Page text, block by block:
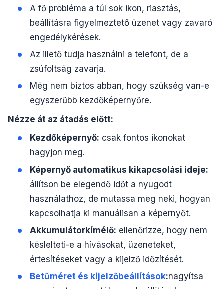
A fő probléma a túl sok ikon, riasztás,
beállításra figyelmeztető üzenet vagy zavaró
engedélykérések.
Az illető tudja használni a telefont, de a
zsúfoltság zavarja.
Még nem biztos abban, hogy szükség van-e
egyszerűbb kezdőképernyőre.
Nézze át az átadás előtt:
Kezdőképernyő: csak fontos ikonokat
hagyjon meg.
Képernyő automatikus kikapcsolási ideje:
állítson be elegendő időt a nyugodt
használathoz, de mutassa meg neki, hogyan
kapcsolhatja ki manuálisan a képernyőt.
Akkumulátorkímélő: ellenőrizze, hogy nem
késlelteti-e a hívásokat, üzeneteket,
értesítéseket vagy a kijelző időzítését.
Betűméret és kijelzőbeállítások:nagyítsa